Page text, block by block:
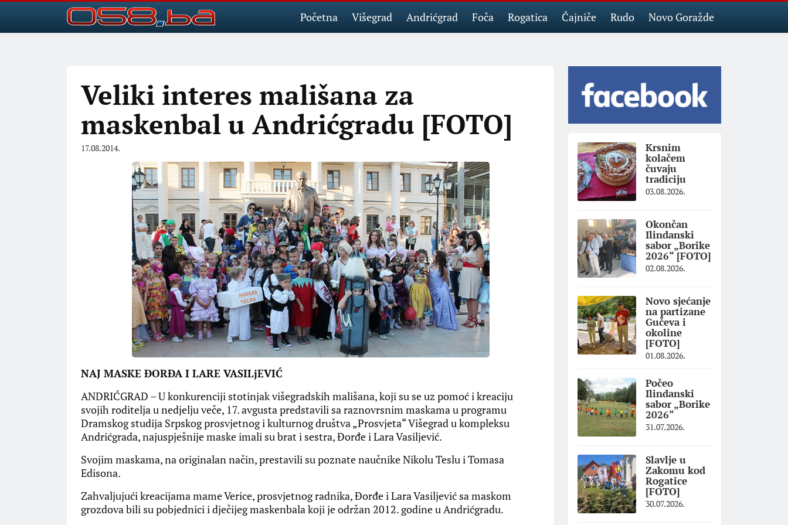
Početna Višegrad Andrićgrad Foča Rogatica Čajniče Rudo Novo Goražde
Veliki interes mališana za
maskenbal u Andrićgradu [FOTO]
17.08.2014.
NAJ MASKE ĐORĐA I LARE VASILjEVIĆ
ANDRIĆGRAD – U konkurenciji stotinjak višegradskih mališana, koji su se uz pomoć i kreaciju
svojih roditelja u nedjelju veče, 17. avgusta predstavili sa raznovrsnim maskama u programu
Dramskog studija Srpskog prosvjetnog i kulturnog društva „Prosvjeta“ Višegrad u kompleksu
Andrićgrada, najuspješnije maske imali su brat i sestra, Đorđe i Lara Vasiljević.
Svojim maskama, na originalan način, prestavili su poznate naučnike Nikolu Teslu i Tomasa
Edisona.
Zahvaljujući kreacijama mame Verice, prosvjetnog radnika, Đorđe i Lara Vasiljević sa maskom
grozdova bili su pobjednici i dječijeg maskenbala koji je održan 2012. godine u Andrićgradu.
Krsnim
kolačem
čuvaju
tradiciju
03.08.2026.
Okončan
Ilindanski
sabor „Borike
2026“ [FOTO]
02.08.2026.
Novo sjećanje
na partizane
Gučeva i
okoline
[FOTO]
01.08.2026.
Počeo
Ilindanski
sabor „Borike
2026“
31.07.2026.
Slavlje u
Zakomu kod
Rogatice
[FOTO]
30.07.2026.